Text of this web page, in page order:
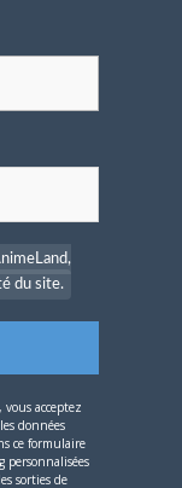
du site.
acceptez
données
ce formulaire
personnalisées
sorties de